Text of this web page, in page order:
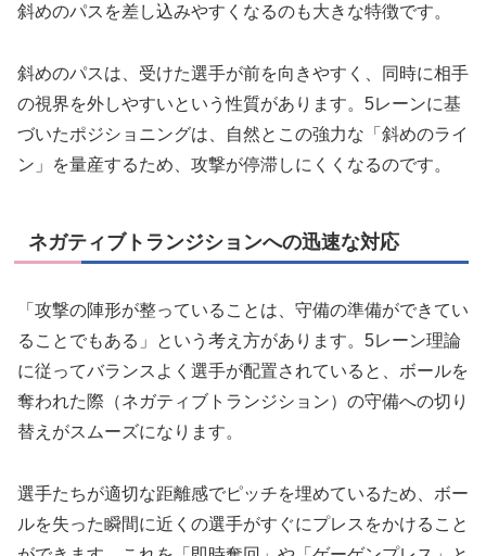
斜めのパスを差し込みやすくなるのも大きな特徴です。
斜めのパスは、受けた選手が前を向きやすく、同時に相手
の視界を外しやすいという性質があります。5レーンに基
づいたポジショニングは、自然とこの強力な「斜めのライ
ン」を量産するため、攻撃が停滞しにくくなるのです。
ネガティブトランジションへの迅速な対応
「攻撃の陣形が整っていることは、守備の準備ができてい
ることでもある」という考え方があります。5レーン理論
に従ってバランスよく選手が配置されていると、ボールを
奪われた際（ネガティブトランジション）の守備への切り
替えがスムーズになります。
選手たちが適切な距離感でピッチを埋めているため、ボー
ルを失った瞬間に近くの選手がすぐにプレスをかけること